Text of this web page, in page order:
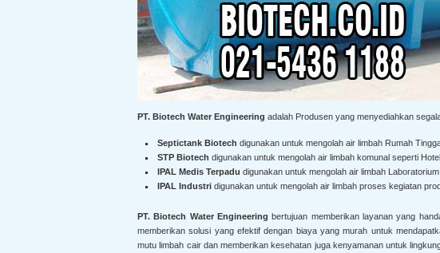
PT. Biotech Water Engineering adalah Produsen yang menyediahkan
Septictank Biotech digunakan untuk mengolah air limbah Rumah
STP Biotech digunakan untuk mengolah air limbah komunal seperti
IPAL Medis Terpadu digunakan untuk mengolah air limbah
IPAL Industri digunakan untuk mengolah air limbah proses kegiatan
PT. Biotech Water Engineering bertujuan memberikan layanan yang
memberikan solusi yang efektif dengan biaya yang murah untuk
mutu limbah cair dan memberikan kesehatan juga kenyamanan untuk